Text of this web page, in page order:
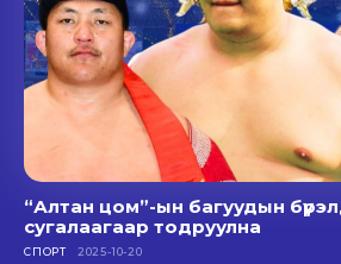
“Алтан цом”-ын багуудын
сугалаагаар тодруулна
СПОРТ 2025-10-20